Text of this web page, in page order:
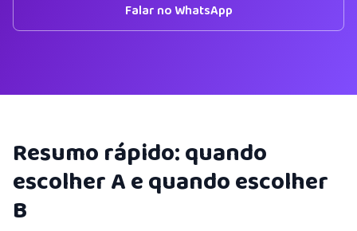
Falar no WhatsApp
Resumo rápido: quando
escolher A e quando escolher
B